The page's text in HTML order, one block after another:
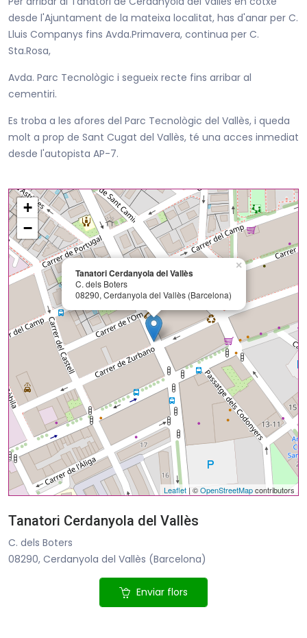
desde l'Ajuntament de la mateixa localitat, has d'anar per C.
Lluis Companys fins Avda.Primavera, continua per C.
Sta.Rosa,
Avda. Parc Tecnològic i segueix recte fins arribar al
cementiri.
Es troba a les afores del Parc Tecnològic del Vallès, i queda
molt a prop de Sant Cugat del Vallès, té una acces inmediat
desde l'autopista AP-7.
Tanatori Cerdanyola del Vallès
C. dels Boters
08290, Cerdanyola del Vallès (Barcelona)
×
+
−
Leaflet | ©OpenStreetMapcontributors
Tanatori Cerdanyola del Vallès
C. dels Boters
08290, Cerdanyola del Vallès (Barcelona)
Enviar flors